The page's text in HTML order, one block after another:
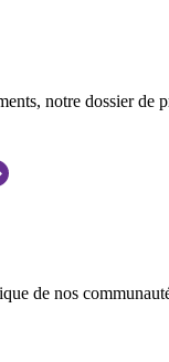
notre dossier de
de nos